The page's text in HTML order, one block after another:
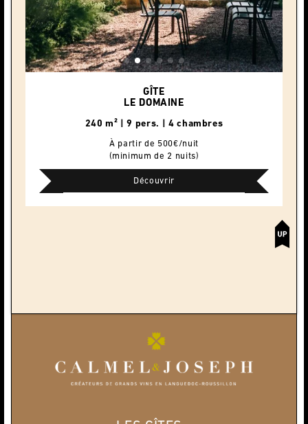
GÎTE
LE DOMAINE
240 m² | 9 pers. | 4 chambres
À partir de 500€/nuit
(minimum de 2 nuits)
Découvrir